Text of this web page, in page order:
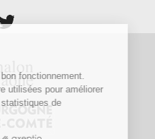
au bon fonctionnement.
être utilisées pour améliorer
des statistiques de